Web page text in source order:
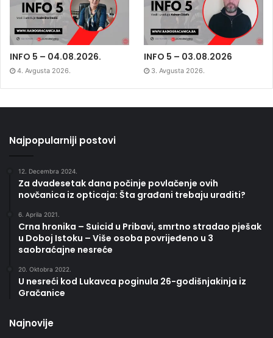
INFO 5 – 04.08.2026.
4. Avgusta 2026.
INFO 5 – 03.08.2026
3. Avgusta 2026.
Najpopularniji postovi
12. Decembra 2024.
Za dvadesetak dana počinje povlačenje ovih
novčanica iz opticaja: Šta građani trebaju uraditi?
6. Aprila 2021.
Crna hronika – Suicid u Pribavi, smrtno stradao pješak
u Doboj Istoku – Više osoba povrijeđeno u 3
saobraćajne nesreće
20. Oktobra 2022.
U nesreći kod Lukavca poginula 26-godišnjakinja iz
Gračanice
Najnovije